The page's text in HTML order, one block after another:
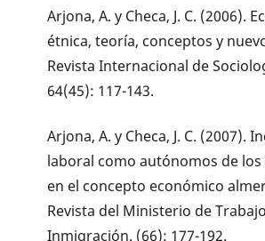
Arjona, A. y Checa, J. C. (2006).
étnica, teoría, conceptos y
Revista Internacional de
64(45): 117-143.
Arjona, A. y Checa, J. C. (2007).
laboral como autónomos de
en el concepto económico
Revista del Ministerio de
Inmigración. (66): 177-192.